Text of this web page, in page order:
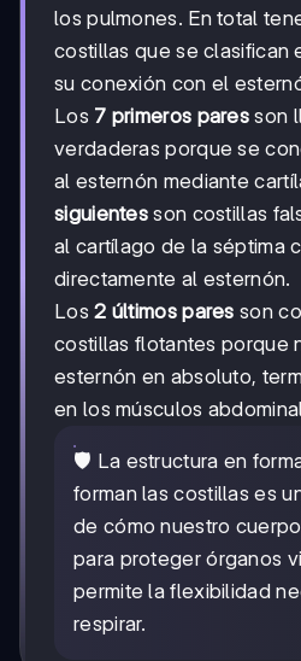
los pulmones. En total
costillas que se clasifican
su conexión con el
Los 7 primeros pares son
verdaderas porque se
al esternón mediante
siguientes son costillas
al cartílago de la séptima
directamente al esternón.
Los2 últimos pares son
costillas flotantes porque
esternón en absoluto,
en los músculos
🛡️ La estructura en
forman las costillas es
de cómo nuestro
para proteger órganos
permite la flexibilidad
respirar.